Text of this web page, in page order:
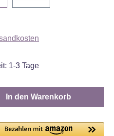
1-3 Tage
den gewünschten
In den Warenkorb